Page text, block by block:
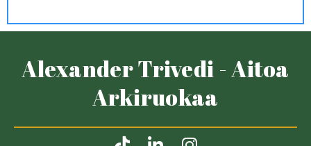
Alexander Trivedi - Aitoa
Arkiruokaa